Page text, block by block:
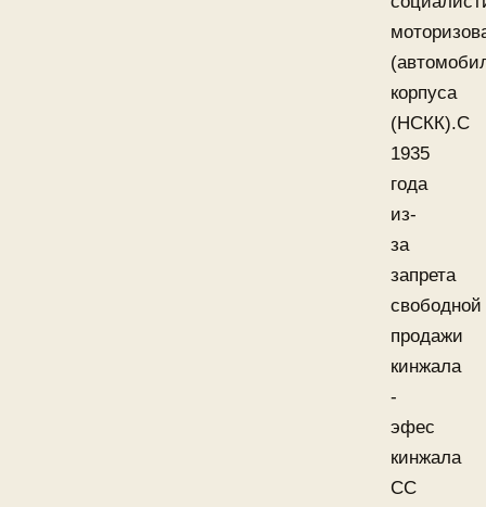
корпуса
(НСКК).С
1935
года
из-
за
запрета
свободной
продажи
кинжала
-
эфес
кинжала
СС